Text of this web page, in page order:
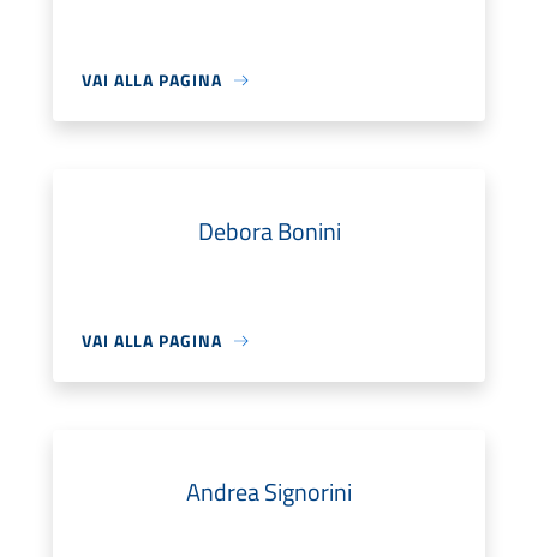
VAI ALLA PAGINA
Debora Bonini
VAI ALLA PAGINA
Andrea Signorini